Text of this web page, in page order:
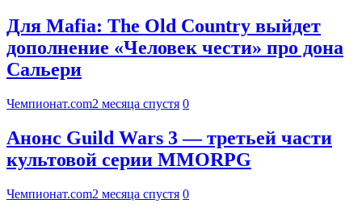
Для Mafia: The Old Country выйдет
дополнение «Человек чести» про дона
Сальери
Чемпионат.com2 месяца спустя 0
Анонс Guild Wars 3 — третьей части
культовой серии MMORPG
Чемпионат.com2 месяца спустя 0